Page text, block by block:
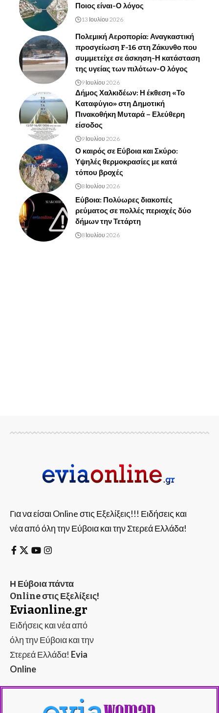
Ποιος είναι-Ο λόγος
13 Ιουλίου 2026
Πολεμική Αεροπορία: Αναγκαστική
προσγείωση F-16 στη Ζάκυνθο που
συμμετείχε σε άσκηση-Η κατάσταση
της υγείας των πιλότων-Ο λόγος
9 Ιουλίου 2026
Δήμος Χαλκιδέων: Η έκθεση «Το
Καταφύγιο» στη Δημοτική
Πινακοθήκη Μυταρά – Ελεύθερη
είσοδος
9 Ιουλίου 2026
Ο καιρός σε Εύβοια και Σκύρο:
Υψηλές θερμοκρασίες με κατά
τόπου βροχές
8 Ιουλίου 2026
Εύβοια: Πολύωρες διακοπές
ρεύματος σε πολλές περιοχές δύο
δήμων την Τετάρτη
8 Ιουλίου 2026
Για να είσαι Online στις Εξελίξεις!!! Ειδήσεις και
νέα από όλη την Εύβοια και την Στερεά Ελλάδα!
Η Εύβοια πάντα
Online στις Εξελίξεις!
Eviaonline.gr
Ειδήσεις και νέα από
όλη την Εύβοια και την
Στερεά Ελλάδα! Evia
Online